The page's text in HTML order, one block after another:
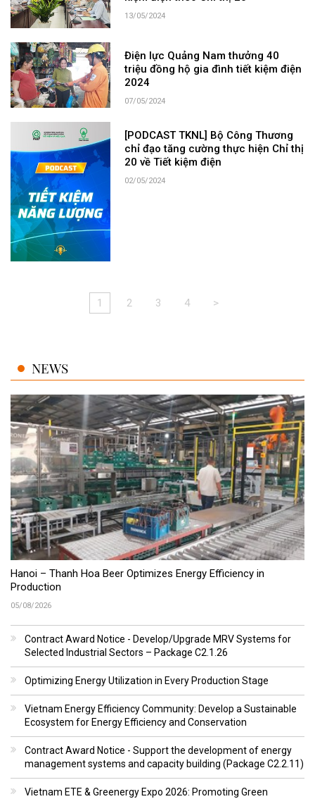
13/05/2024
Điện lực Quảng Nam thưởng 40
triệu đồng hộ gia đình tiết kiệm điện
2024
07/05/2024
[PODCAST TKNL] Bộ Công Thương
chỉ đạo tăng cường thực hiện Chỉ thị
20 về Tiết kiệm điện
02/05/2024
1 2 3 4 >
NEWS
Hanoi – Thanh Hoa Beer Optimizes Energy Efficiency in
Production
05/08/2026
Contract Award Notice - Develop/Upgrade MRV Systems for
Selected Industrial Sectors – Package C2.1.26
Optimizing Energy Utilization in Every Production Stage
Vietnam Energy Efficiency Community: Develop a Sustainable
Ecosystem for Energy Efficiency and Conservation
Contract Award Notice - Support the development of energy
management systems and capacity building (Package C2.2.11)
Vietnam ETE & Greenergy Expo 2026: Promoting Green